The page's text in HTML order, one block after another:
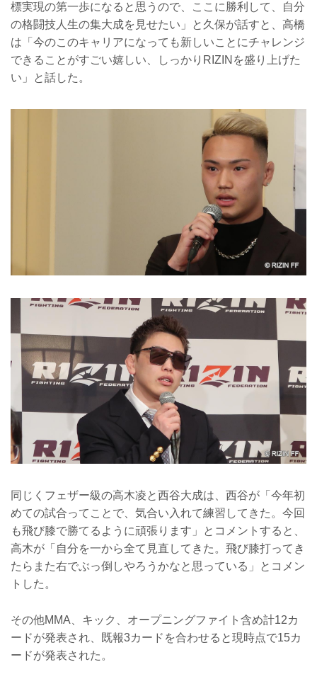
標実現の第一歩になると思うので、ここに勝利して、自分
の格闘技人生の集大成を見せたい」と久保が話すと、高橋
は「今のこのキャリアになっても新しいことにチャレンジ
できることがすごい嬉しい、しっかりRIZINを盛り上げた
い」と話した。
同じくフェザー級の高木凌と西谷大成は、西谷が「今年初
めての試合ってことで、気合い入れて練習してきた。今回
も飛び膝で勝てるように頑張ります」とコメントすると、
高木が「自分を一から全て見直してきた。飛び膝打ってき
たらまた右でぶっ倒しやろうかなと思っている」とコメン
トした。
その他MMA、キック、オープニングファイト含め計12カ
ードが発表され、既報3カードを合わせると現時点で15カ
ードが発表された。